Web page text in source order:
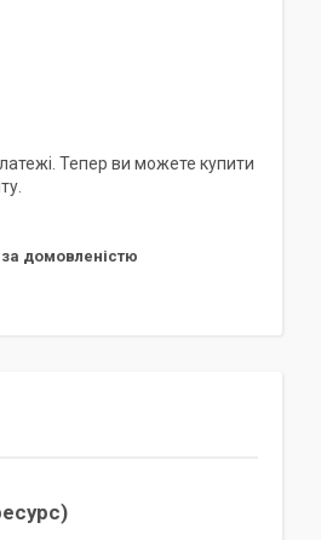
Тепер ви можете купити
за домовленістю